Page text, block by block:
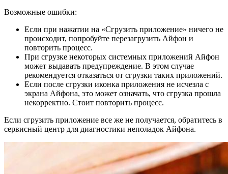
Возможные ошибки:
Если при нажатии на «Сгрузить приложение» ничего не
происходит, попробуйте перезагрузить Айфон и
повторить процесс.
При сгрузке некоторых системных приложений Айфон
может выдавать предупреждение. В этом случае
рекомендуется отказаться от сгрузки таких приложений.
Если после сгрузки иконка приложения не исчезла с
экрана Айфона, это может означать, что сгрузка прошла
некорректно. Стоит повторить процесс.
Если сгрузить приложение все же не получается, обратитесь в
сервисный центр для диагностики неполадок Айфона.